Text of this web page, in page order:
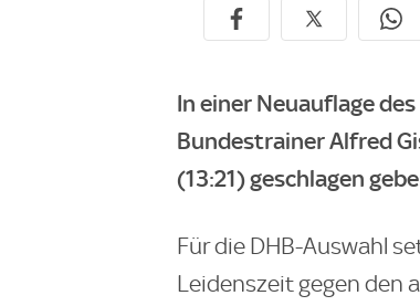
In einer Neuauflage
Bundestrainer Alfred
(13:21) geschlagen
Für die DHB-Auswahl
Leidenszeit gegen den